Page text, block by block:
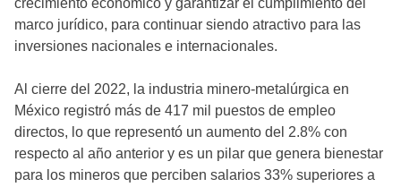
crecimiento económico y garantizar el cumplimiento del
marco jurídico, para continuar siendo atractivo para las
inversiones nacionales e internacionales.
Al cierre del 2022, la industria minero-metalúrgica en
México registró más de 417 mil puestos de empleo
directos, lo que representó un aumento del 2.8% con
respecto al año anterior y es un pilar que genera bienestar
para los mineros que perciben salarios 33% superiores a